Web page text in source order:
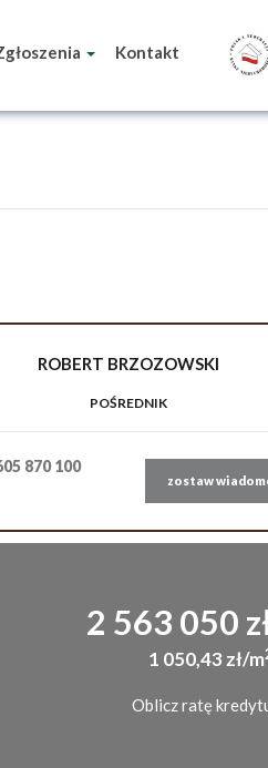
Kontakt
ROBERT BRZOZOWSKI
POŚREDNIK
870 100
zostaw
2 563 050
1 050,43 zł/m
Oblicz ratę